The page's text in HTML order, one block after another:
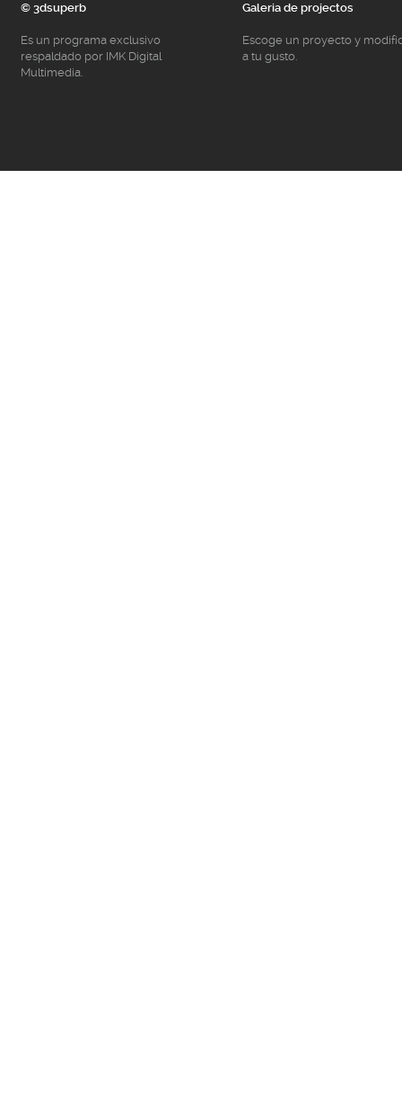
© 3dsuperb
Es un programa exclusivo
respaldado por IMK Digital
Multimedia.
Galeria de projectos
Escoge un proyecto y
a tu gusto.